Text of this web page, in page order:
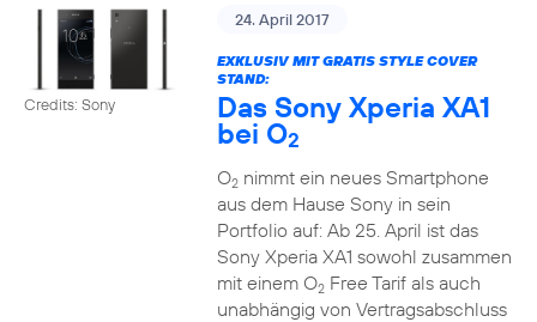
Credits: Sony
24. April 2017
EXKLUSIV MIT GRATIS STYLE COVER
STAND:
Das Sony Xperia XA1
bei O2
O2nimmt ein neues Smartphone
aus dem Hause Sony in sein
Portfolio auf: Ab 25. April ist das
Sony Xperia XA1 sowohl zusammen
mit einem O2Free Tarif als auch
unabhängig von Vertragsabschluss